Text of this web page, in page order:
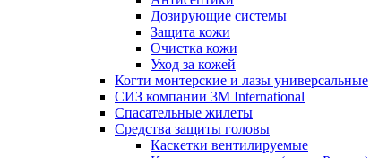
Дозирующие системы
Защита кожи
Очистка кожи
Уход за кожей
Когти монтерские и лазы универсальные
СИЗ компании 3М International
Спасательные жилеты
Средства защиты головы
Каскетки вентилируемые